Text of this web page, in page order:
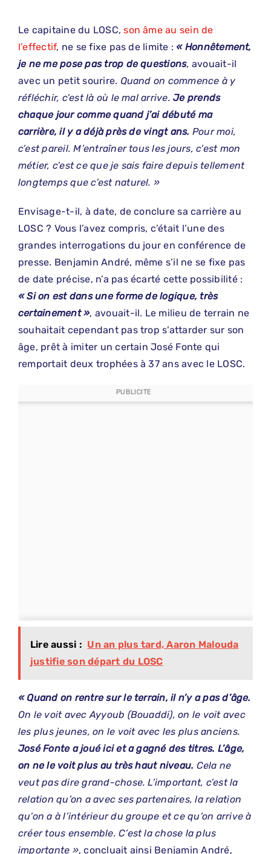
Le capitaine du LOSC,son âme au sein de
l’effectif, ne se fixe pas de limite : « Honnêtement,
je ne me pose pas trop de questions, avouait-il
avec un petit sourire. Quand on commence à y
réfléchir, c’est là où le mal arrive.Je prends
chaque jour comme quand j’ai débuté ma
carrière, il y a déjà près de vingt ans. Pour moi,
c’est pareil. M’entraîner tous les jours, c’est mon
métier, c’est ce que je sais faire depuis tellement
longtemps que c’est naturel. »
Envisage-t-il, à date, de conclure sa carrière au
LOSC ? Vous l’avez compris, c’était l’une des
grandes interrogations du jour en conférence de
presse. Benjamin André, même s’il ne se fixe pas
de date précise, n’a pas écarté cette possibilité :
« Si on est dans une forme de logique, très
certainement », avouait-il. Le milieu de terrain ne
souhaitait cependant pas trop s’attarder sur son
âge, prêt à imiter un certain José Fonte qui
remportait deux trophées à 37 ans avec le LOSC.
PUBLICITE
Lire aussi : Un an plus tard, Aaron Malouda
justifie son départ du LOSC
« Quand on rentre sur le terrain, il n’y a pas d’âge.
On le voit avec Ayyoub (Bouaddi), on le voit avec
les plus jeunes, on le voit avec les plus anciens.
José Fonte a joué ici et a gagné des titres. L’âge,
on ne le voit plus au très haut niveau. Cela ne
veut pas dire grand-chose. L’important, c’est la
relation qu’on a avec ses partenaires, la relation
qu’on a à l’intérieur du groupe et ce qu’on arrive à
créer tous ensemble. C’est la chose la plus
importante », concluait ainsi Benjamin André,